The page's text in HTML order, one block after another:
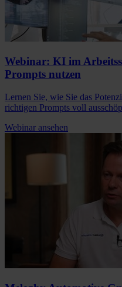
Webinar: KI im
Prompts nutzen
Lernen Sie, wie Sie das
richtigen Prompts voll
Webinar ansehen